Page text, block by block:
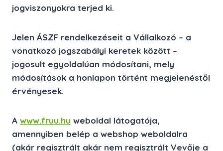
jogviszonyokra terjed ki.
Jelen ÁSZF rendelkezéseit a Vállalkozó – a
vonatkozó jogszabályi keretek között –
jogosult egyoldalúan módosítani, mely
módosítások a honlapon történt megjelenéstől
érvényesek.
A www.fruu.hu weboldal látogatója,
amennyiben belép a webshop weboldalra
(akár regisztrált akár nem regisztrált Vevője a